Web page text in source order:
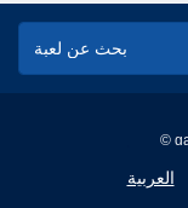
العربية
English